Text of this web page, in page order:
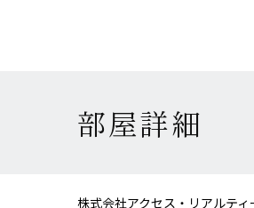
部屋詳細
株式会社アクセス・リアルティ